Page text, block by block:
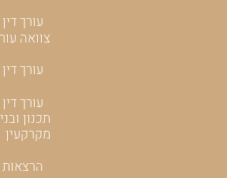
עורך
צוואה
עורך
עורך
תכנון
מקרקעין
הרצאות